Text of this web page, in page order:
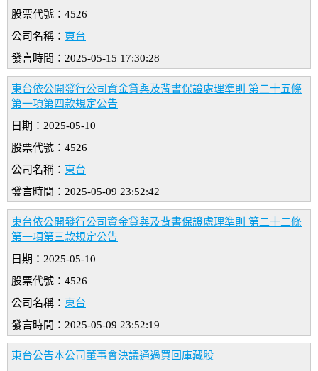
股票代號：4526
公司名稱： 東台
發言時間：2025-05-15 17:30:28
東台依公開發行公司資金貸與及背書保證處理準則 第二十五條
第一項第四款規定公告
日期：2025-05-10
股票代號：4526
公司名稱： 東台
發言時間：2025-05-09 23:52:42
東台依公開發行公司資金貸與及背書保證處理準則 第二十二條
第一項第三款規定公告
日期：2025-05-10
股票代號：4526
公司名稱： 東台
發言時間：2025-05-09 23:52:19
東台公告本公司董事會決議通過買回庫藏股